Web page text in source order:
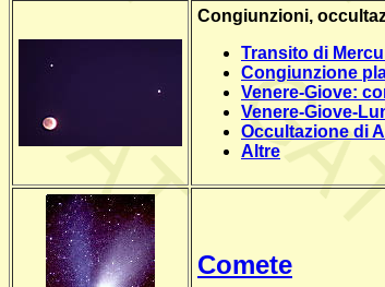
Congiunzioni,
Transito di
Congiunzione
Venere-Giove:
Venere-Giove-
Occultazione di
Altre
Comete